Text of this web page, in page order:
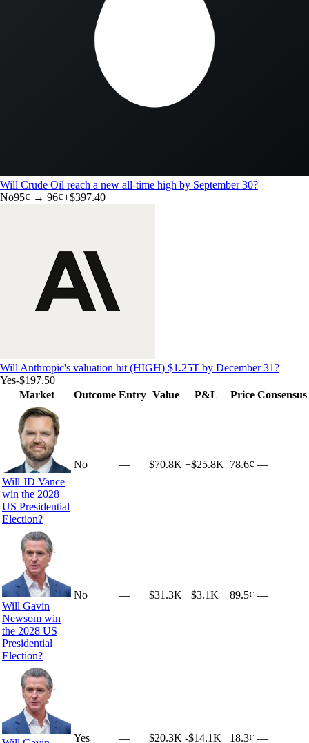
Will Crude Oil reach a new all-time high by September 30?
No95¢ → 96¢+$397.40
Will Anthropic's valuation hit (HIGH) $1.25T by December 31?
Yes-$197.50
Market
Outcome Entry Value P&L Price Consensus
Will JD Vance
win the 2028
US Presidential
Election?
No — $70.8K +$25.8K 78.6¢ —
Will Gavin
Newsom win
the 2028 US
Presidential
Election?
No — $31.3K +$3.1K 89.5¢ —
Yes — $20.3K -$14.1K 18.3¢ —